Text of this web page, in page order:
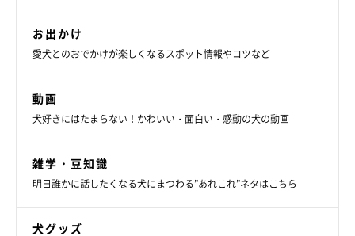
お出かけ
愛犬とのおでかけが楽しくなるスポット情報やコツなど
動画
犬好きにはたまらない！かわいい・面白い・感動の犬の動画
雑学・豆知識
明日誰かに話したくなる犬にまつわる”あれこれ”ネタはこちら
犬グッズ